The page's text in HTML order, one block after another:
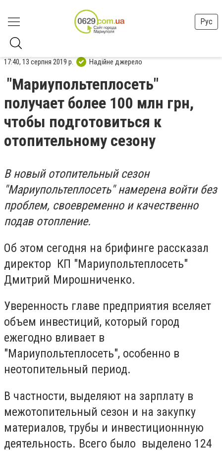
Рус
17:40, 13 серпня 2019 р. Надійне джерело
"Мариупольтеплосеть"
получает более 100 млн грн,
чтобы подготовиться к
отопительному сезону
В новый отопительный сезон
"Мариупольтеплосеть" намерена войти без
проблем, своевременно и качественно
подав отопление.
Об этом сегодня на брифинге рассказал
директор КП "Мариупольтеплосеть"
Дмитрий Мирошниченко.
Уверенность главе предприятия вселяет
объем инвестиций, который город
ежегодно вливает в
"Мариупольтеплосеть", особенно в
неотопительный период.
В частности, выделяют на зарплату в
межотопительный сезон и на закупку
материалов, трубы и инвестиционнную
деятельность. Всего было выделено 124